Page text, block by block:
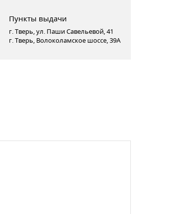
Пункты выдачи
г. Тверь, ул. Паши Савельевой, 41
г. Тверь, Волоколамское шоссе, 39А